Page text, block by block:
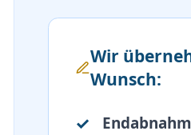
Wir
Wunsch: